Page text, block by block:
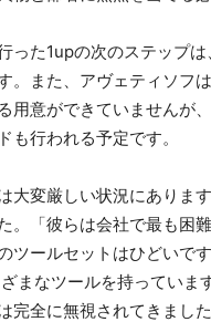
った1upの次のステップ
。また、アヴェティソフ
用意ができていませんが
も行われる予定です。
大変厳しい状況にありま
。「彼らは会社で最も困
ツールセットはひどいで
まなツールを持っていま
完全に無視されてきまし